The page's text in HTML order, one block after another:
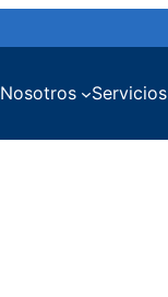
Nosotros Servicios